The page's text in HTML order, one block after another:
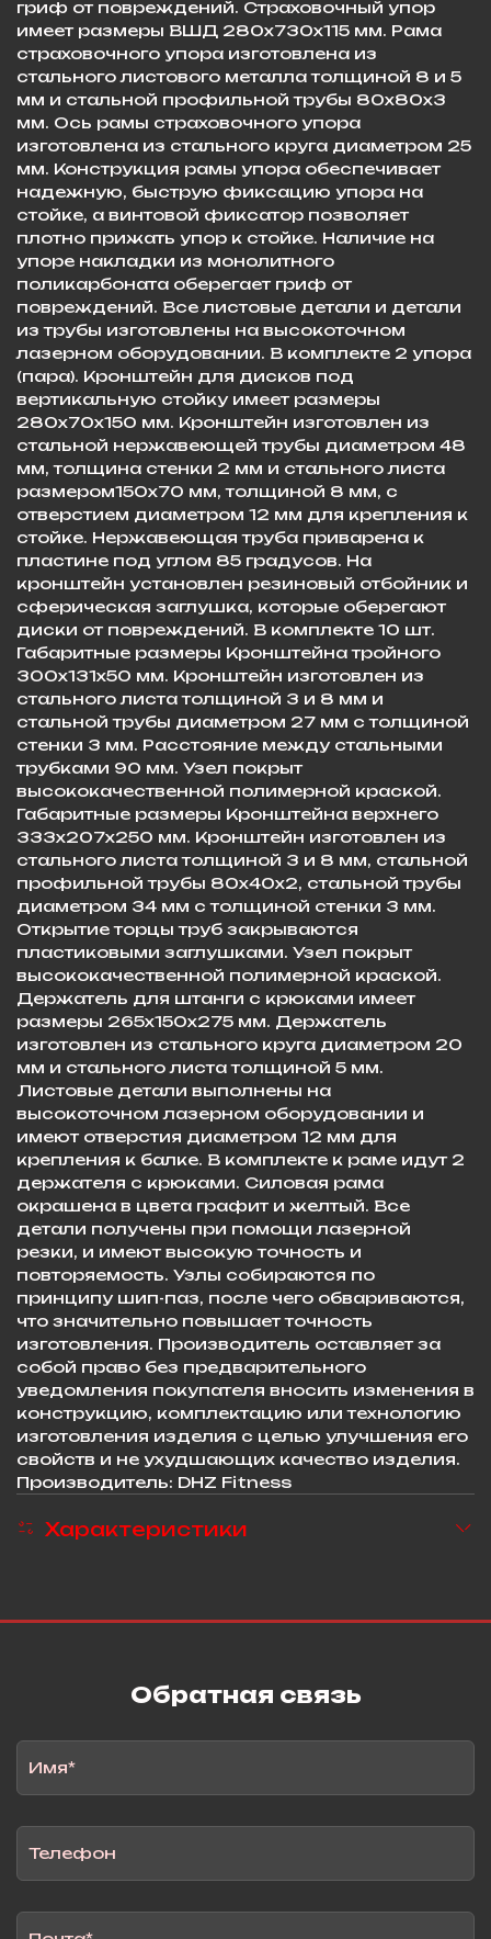
гриф от повреждений. Страховочный упор
имеет размеры ВШД 280х730х115 мм. Рама
страховочного упора изготовлена из
стального листового металла толщиной 8 и 5
мм и стальной профильной трубы 80х80х3
мм. Ось рамы страховочного упора
изготовлена из стального круга диаметром 25
мм. Конструкция рамы упора обеспечивает
надежную, быструю фиксацию упора на
стойке, а винтовой фиксатор позволяет
плотно прижать упор к стойке. Наличие на
упоре накладки из монолитного
поликарбоната оберегает гриф от
повреждений. Все листовые детали и детали
из трубы изготовлены на высокоточном
лазерном оборудовании. В комплекте 2 упора
(пара). Кронштейн для дисков под
вертикальную стойку имеет размеры
280х70х150 мм. Кронштейн изготовлен из
стальной нержавеющей трубы диаметром 48
мм, толщина стенки 2 мм и стального листа
размером150х70 мм, толщиной 8 мм, с
отверстием диаметром 12 мм для крепления к
стойке. Нержавеющая труба приварена к
пластине под углом 85 градусов. На
кронштейн установлен резиновый отбойник и
сферическая заглушка, которые оберегают
диски от повреждений. В комплекте 10 шт.
Габаритные размеры Кронштейна тройного
300х131х50 мм. Кронштейн изготовлен из
стального листа толщиной 3 и 8 мм и
стальной трубы диаметром 27 мм с толщиной
стенки 3 мм. Расстояние между стальными
трубками 90 мм. Узел покрыт
высококачественной полимерной краской.
Габаритные размеры Кронштейна верхнего
333х207х250 мм. Кронштейн изготовлен из
стального листа толщиной 3 и 8 мм, стальной
профильной трубы 80х40х2, стальной трубы
диаметром 34 мм с толщиной стенки 3 мм.
Открытие торцы труб закрываются
пластиковыми заглушками. Узел покрыт
высококачественной полимерной краской.
Держатель для штанги с крюками имеет
размеры 265х150х275 мм. Держатель
изготовлен из стального круга диаметром 20
мм и стального листа толщиной 5 мм.
Листовые детали выполнены на
высокоточном лазерном оборудовании и
имеют отверстия диаметром 12 мм для
крепления к балке. В комплекте к раме идут 2
держателя с крюками. Силовая рама
окрашена в цвета графит и желтый. Все
детали получены при помощи лазерной
резки, и имеют высокую точность и
повторяемость. Узлы собираются по
принципу шип-паз, после чего обвариваются,
что значительно повышает точность
изготовления. Производитель оставляет за
собой право без предварительного
уведомления покупателя вносить изменения в
конструкцию, комплектацию или технологию
изготовления изделия с целью улучшения его
свойств и не ухудшающих качество изделия.
Производитель: DHZ Fitness
Характеристики
Обратная связь